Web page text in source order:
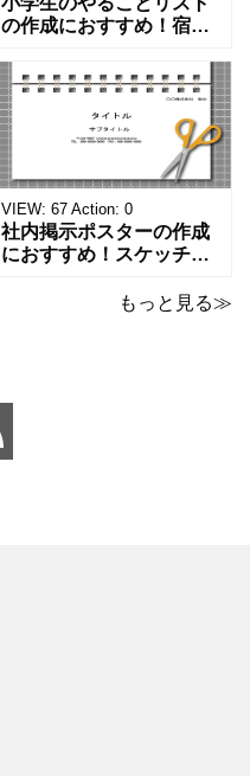
の作成におすすめ！宿題
事をまとめたい時のフォ
ーマットにおすすめしま
す。 ノートタイプのフォ
ーマットで文字入れをし
やすく、壁に貼ってもか
わいいデザインです。お
子さんが見てもテンショ
ンが上がるテンプレ
VIEW: 67 Action: 0
社内掲示ポスターの作成
におすすめ！スケッチブ
なパワーポイントのテン
トにおすすめします。 ダ
ウンロードしてテキス
もっと見る≫